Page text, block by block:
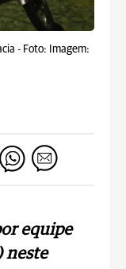
- Foto: Imagem:
equipe
neste